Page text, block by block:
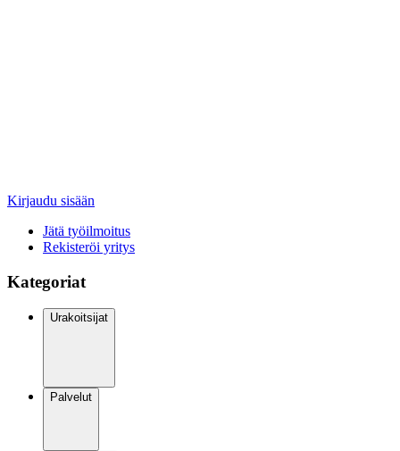
Kirjaudu sisään
Jätä työilmoitus
Rekisteröi yritys
Kategoriat
Urakoitsijat
Palvelut